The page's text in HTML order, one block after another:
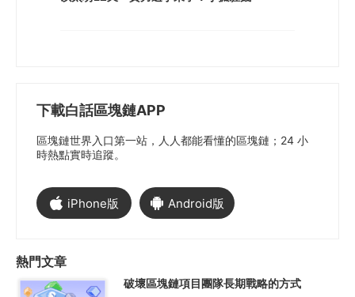
下載白話區塊鏈APP
區塊鏈世界入口第一站，人人都能看懂的區塊鏈；24 小
時熱點實時追蹤。
iPhone版 Android版
熱門文章
破壞區塊鏈項目團隊長期戰略的方式